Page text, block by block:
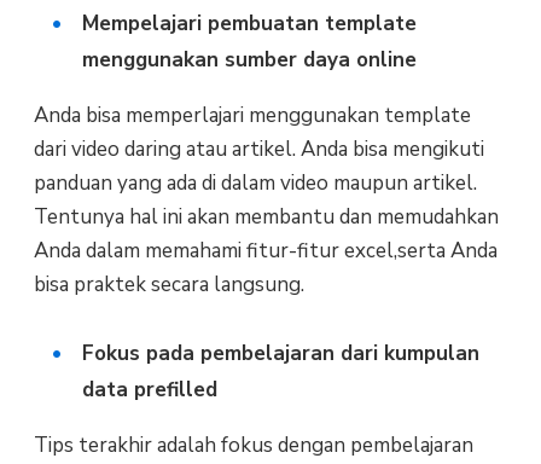
Mempelajari pembuatan template
menggunakan sumber daya online
Anda bisa memperlajari menggunakan template
dari video daring atau artikel. Anda bisa mengikuti
panduan yang ada di dalam video maupun artikel.
Tentunya hal ini akan membantu dan memudahkan
Anda dalam memahami fitur-fitur excel,serta Anda
bisa praktek secara langsung.
Fokus pada pembelajaran dari kumpulan
data prefilled
Tips terakhir adalah fokus dengan pembelajaran